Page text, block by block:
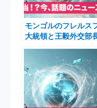
モンゴルのフレルス
大統領と王毅外交部
が「軍国主義」非難で
一致、日本を念頭に